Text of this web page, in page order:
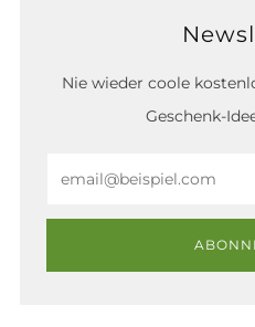
Nie wieder coole
Geschenk-